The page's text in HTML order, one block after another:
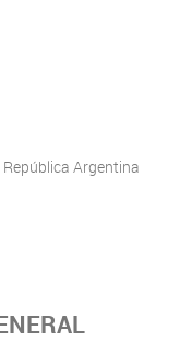
Argentina